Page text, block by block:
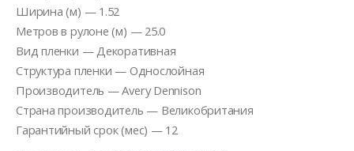
Ширина (м) — 1.52
Метров в рулоне (м) — 25.0
Вид пленки — Декоративная
Структура пленки — Однослойная
Производитель — Avery Dennison
Страна производитель — Великобритания
Гарантийный срок (мес) — 12